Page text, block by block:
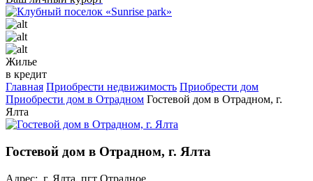
Жилье
в кредит
Главная Приобрести недвижимость Приобрести дом
Приобрести дом в Отрадном Гостевой дом в Отрадном, г.
Ялта
Гостевой дом в Отрадном, г. Ялта
Адрес: г. Ялта, пгт Отрадное